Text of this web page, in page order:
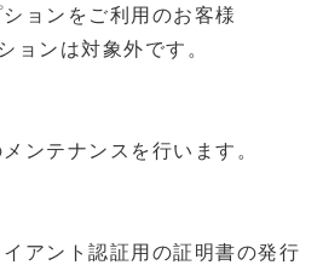
ョンをご利用のお客様
ョンは対象外です。
ンテナンスを行います。
アント認証用の証明書の発行